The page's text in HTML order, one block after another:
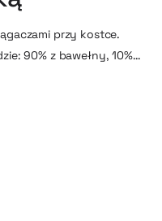
przy kostce.
90% z bawełny, 10%
wersja naszego modelu
wszystkim węższą i
wlotu kieszeni.